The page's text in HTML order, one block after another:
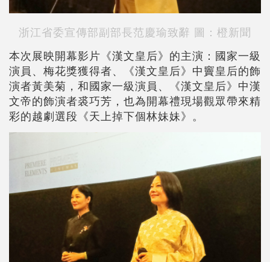
浙江省委宣傳部副部長范慶瑜致辭 圖：橙新聞
本次展映開幕影片《漢文皇后》的主演：國家一級
演員、梅花獎獲得者、《漢文皇后》中竇皇后的飾
演者黃美菊，和國家一級演員、《漢文皇后》中漢
文帝的飾演者裘巧芳，也為開幕禮現場觀眾帶來精
彩的越劇選段《天上掉下個林妹妹》。